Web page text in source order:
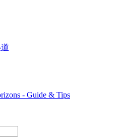
- Guide & Tips